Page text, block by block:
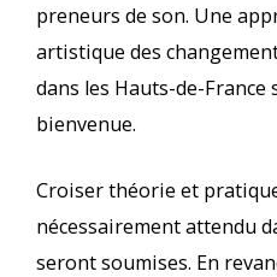
preneurs de son. Une
artistique des
dans les Hauts-de-
bienvenue.
Croiser théorie et
nécessairement attendu
seront soumises. En